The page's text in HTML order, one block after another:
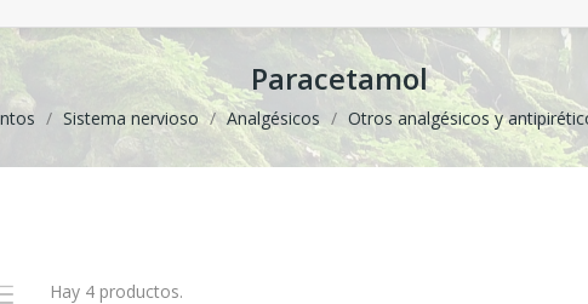
Paracetamol
Sistema nervioso Analgésicos Otros analgésicos y
Hay 4 productos.